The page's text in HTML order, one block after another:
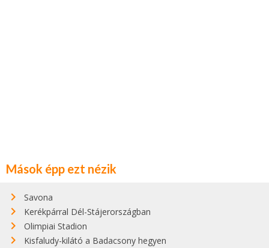
Mások épp ezt nézik
Savona
Kerékpárral Dél-Stájerországban
Olimpiai Stadion
Kisfaludy-kilátó a Badacsony hegyen